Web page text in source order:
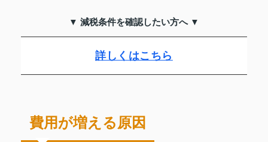
▼ 減税条件を確認したい方へ ▼
詳しくはこちら
費用が増える原因